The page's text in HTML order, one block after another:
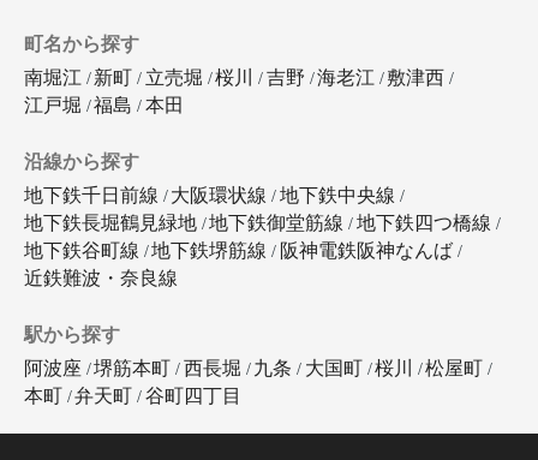
町名から探す
南堀江
新町 立売堀 桜川 吉野 海老江
敷津西
江戸堀
福島 本田
沿線から探す
地下鉄千日前線
大阪環状線 地下鉄中央線
地下鉄長堀鶴見緑地
地下鉄御堂筋線 地下鉄四つ橋線
地下鉄谷町線
地下鉄堺筋線 阪神電鉄阪神なんば
近鉄難波・奈良線
駅から探す
阿波座
堺筋本町 西長堀 九条 大国町 桜川
松屋町
本町
弁天町 谷町四丁目